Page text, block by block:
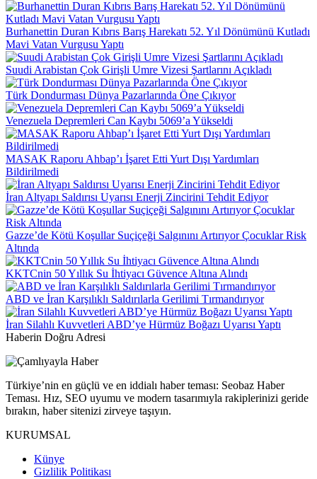
Burhanettin Duran Kıbrıs Barış Harekatı 52. Yıl Dönümünü Kutladı
Mavi Vatan Vurgusu Yaptı
Suudi Arabistan Çok Girişli Umre Vizesi Şartlarını Açıkladı
Türk Dondurması Dünya Pazarlarında Öne Çıkıyor
Venezuela Depremleri Can Kaybı 5069’a Yükseldi
MASAK Raporu Ahbap’ı İşaret Etti Yurt Dışı Yardımları
Bildirilmedi
İran Altyapı Saldırısı Uyarısı Enerji Zincirini Tehdit Ediyor
Gazze’de Kötü Koşullar Suçiçeği Salgınını Artırıyor Çocuklar Risk
Altında
KKTCnin 50 Yıllık Su İhtiyacı Güvence Altına Alındı
ABD ve İran Karşılıklı Saldırılarla Gerilimi Tırmandırıyor
İran Silahlı Kuvvetleri ABD’ye Hürmüz Boğazı Uyarısı Yaptı
Haberin Doğru Adresi
Türkiye’nin en güçlü ve en iddialı haber teması: Seobaz Haber
Teması. Hız, SEO uyumu ve modern tasarımıyla rakiplerinizi geride
bırakın, haber sitenizi zirveye taşıyın.
KURUMSAL
Künye
Gizlilik Politikası